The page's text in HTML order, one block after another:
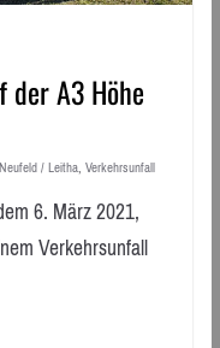
der A3 Höhe
Neufeld / Leitha, Verkehrsunfall
6. März 2021,
Verkehrsunfall